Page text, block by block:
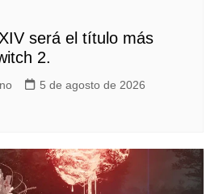
será el título más
2.
5 de agosto de 2026